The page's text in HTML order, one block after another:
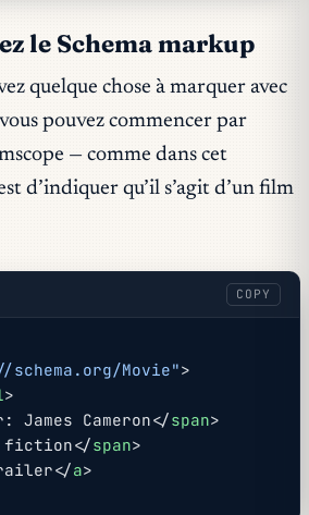
le Schema markup
quelque chose à marquer avec
pouvez commencer par
— comme dans cet
d’indiquer qu’il s’agit d’un film
COPY
Movie">
>
James Cameron</span>
fiction</span>
a>